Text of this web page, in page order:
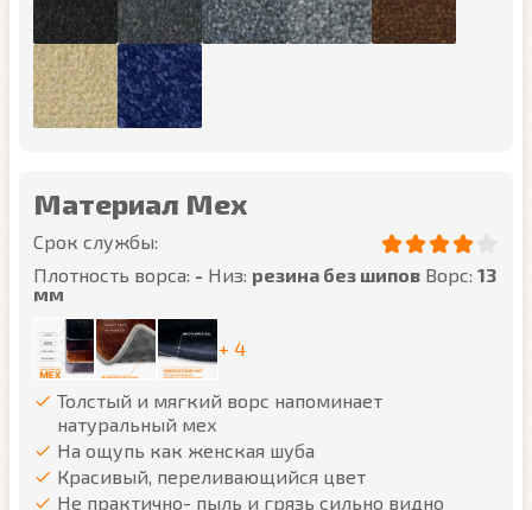
Материал Мех
Срок службы:
Плотность ворса: - Низ: резина без шипов Ворс: 13
мм
+ 4
Толстый и мягкий ворс напоминает
натуральный мех
На ощупь как женская шуба
Красивый, переливающийся цвет
Не практично- пыль и грязь сильно видно